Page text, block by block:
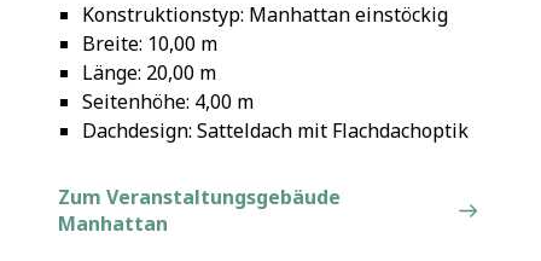
Konstruktionstyp: Manhattan einstöckig
Breite: 10,00 m
Länge: 20,00 m
Seitenhöhe: 4,00 m
Dachdesign: Satteldach mit Flachdachoptik
Zum Veranstaltungsgebäude
Manhattan